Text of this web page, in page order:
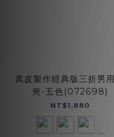
真皮製作經典版三折男
夾-五色(072698)
NT$1,880